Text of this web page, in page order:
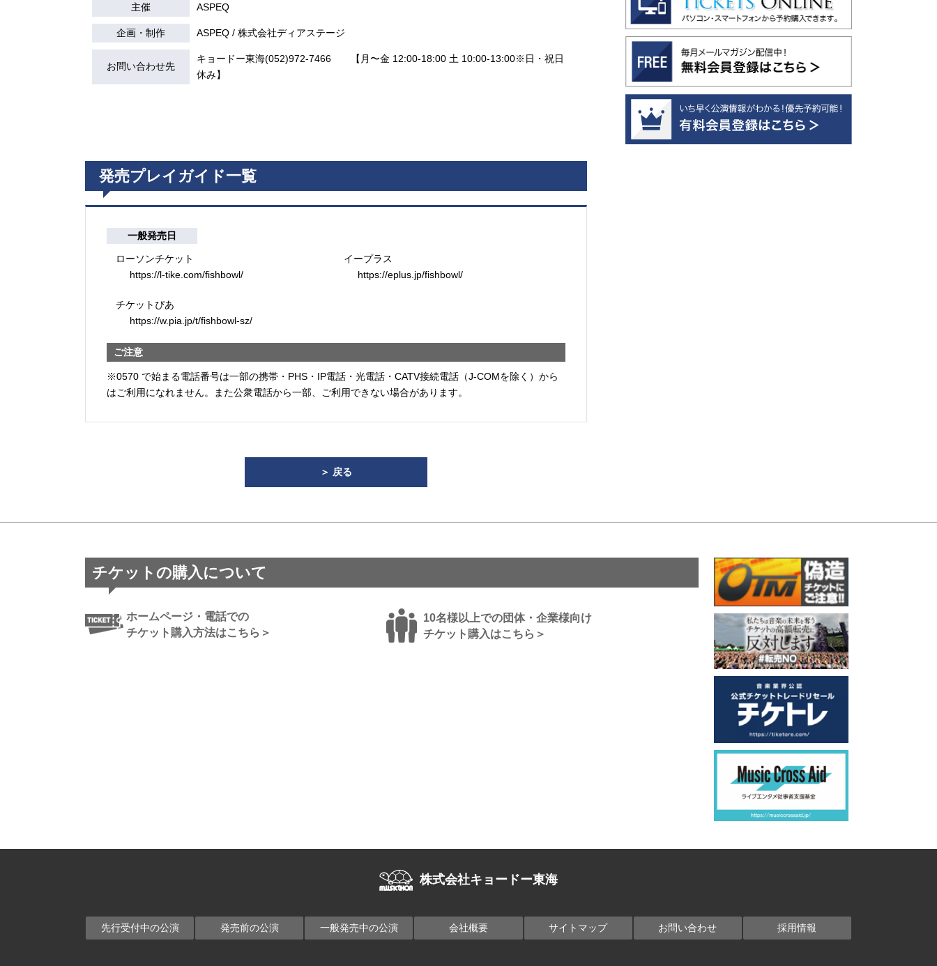
主催 ASPEQ
企画・制作 ASPEQ / 株式会社ディアステージ
お問い合わせ先
キョードー東海(052)972-7466 【月〜金 12:00-18:00 土 10:00-13:00※日・祝日
休み】
発売プレイガイド一覧
一般発売日
ローソンチケット
https://l-tike.com/fishbowl/
イープラス
https://eplus.jp/fishbowl/
チケットぴあ
https://w.pia.jp/t/fishbowl-sz/
ご注意
※0570 で始まる電話番号は一部の携帯・PHS・IP電話・光電話・CATV接続電話（J-COMを除く）から
はご利用になれません。また公衆電話から一部、ご利用できない場合があります。
＞ 戻る
チケットの購入について
ホームページ・電話での
チケット購入方法はこちら＞
10名様以上での団体・企業様向け
チケット購入はこちら＞
株式会社キョードー東海
先行受付中の公演 発売前の公演 一般発売中の公演 会社概要 サイトマップ お問い合わせ 採用情報